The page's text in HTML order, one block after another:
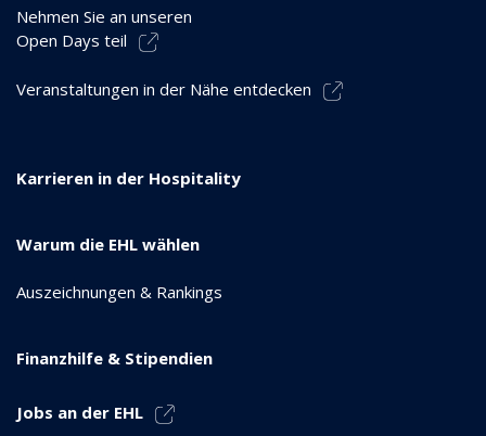
Nehmen Sie an unseren
Open Days teil
Veranstaltungen in der Nähe entdecken
Karrieren in der Hospitality
Warum die EHL wählen
Auszeichnungen & Rankings
Finanzhilfe & Stipendien
Jobs an der EHL